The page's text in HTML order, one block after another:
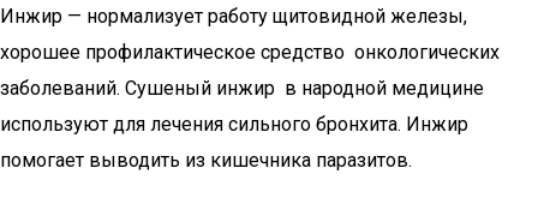
Инжир — нормализует работу щитовидной железы,
хорошее профилактическое средство онкологических
заболеваний. Сушеный инжир в народной медицине
используют для лечения сильного бронхита. Инжир
помогает выводить из кишечника паразитов.